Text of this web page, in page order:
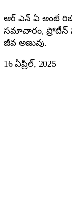
ఆర్ ఎన్ ఏ అంటే
సమాచారం, ప్రోటీన్
జీవ అణువు.
16 ఏప్రిల్, 2025